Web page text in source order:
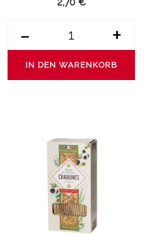
- +
IN DEN WARENKORB